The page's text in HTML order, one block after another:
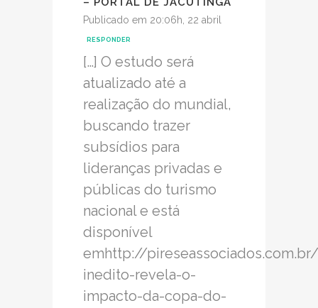
Publicado em 20:06h, 22 abril
RESPONDER
[…] O estudo será
atualizado até a
realização do mundial,
buscando trazer
subsídios para
lideranças privadas e
públicas do turismo
nacional e está
disponível
emhttp://
inedito-revela-o-
impacto-da-copa-do-